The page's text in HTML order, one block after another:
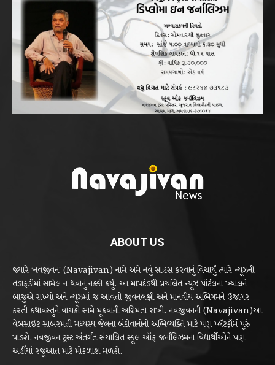
ABOUT US
જ્યારે ‘નવજીવન’ (Navajivan) નામે અમે નવું સાહસ કરવાનું વિચાર્યું ત્યારે ન્યૂઝની
તડાફડીમાં સામેલ ન થવાનું નક્કી કર્યું. આ માપદંડથી પ્રચલિત ન્યૂઝ પૉર્ટલના ખ્યાલને
બાજુએ રાખ્યો અને ન્યૂઝમાં જ આવતી જીવનલક્ષી અને માનવીય અભિગમને ઉજાગર
કરતી કથાવસ્તુને વાચકો સામે મૂકવાની અગ્રિમતા રાખી. નવજીવનની (Navajivan)આ
વેબસાઇટ સાબરમતી મધ્યસ્થ જેલના બંદીવાનોની અભિવ્યક્તિ માટે પણ પ્લૅટફૉર્મ પૂરું
પાડશે. નવજીવન ટ્રસ્ટ અંતર્ગત સંચાલિત સ્કૂલ ઑફ જર્નાલિઝમના વિદ્યાર્થીઓને પણ
અહીંયાં રજૂઆત માટે મોકળાશ મળશે.